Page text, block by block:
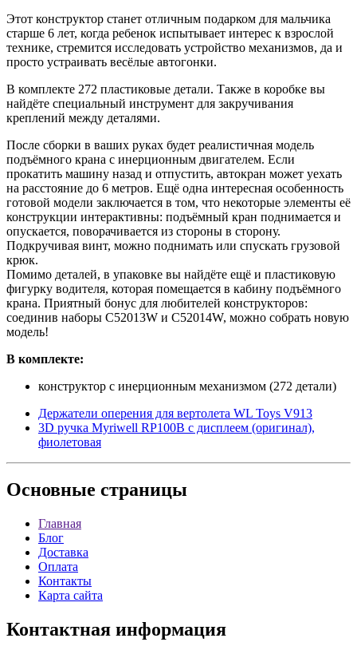
Этот конструктор станет отличным подарком для мальчика
старше 6 лет, когда ребенок испытывает интерес к взрослой
технике, стремится исследовать устройство механизмов, да и
просто устраивать весёлые автогонки.
В комплекте 272 пластиковые детали. Также в коробке вы
найдёте специальный инструмент для закручивания
креплений между деталями.
После сборки в ваших руках будет реалистичная модель
подъёмного крана с инерционным двигателем. Если
прокатить машину назад и отпустить, автокран может уехать
на расстояние до 6 метров. Ещё одна интересная особенность
готовой модели заключается в том, что некоторые элементы её
конструкции интерактивны: подъёмный кран поднимается и
опускается, поворачивается из стороны в сторону.
Подкручивая винт, можно поднимать или спускать грузовой
крюк.
Помимо деталей, в упаковке вы найдёте ещё и пластиковую
фигурку водителя, которая помещается в кабину подъёмного
крана. Приятный бонус для любителей конструкторов:
соединив наборы C52013W и C52014W, можно собрать новую
модель!
В комплекте:
конструктор с инерционным механизмом (272 детали)
Держатели оперения для вертолета WL Toys V913
3D ручка Myriwell RP100B с дисплеем (оригинал),
фиолетовая
Основные страницы
Главная
Блог
Доставка
Оплата
Контакты
Карта сайта
Контактная информация